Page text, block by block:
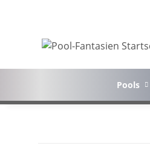
Pools